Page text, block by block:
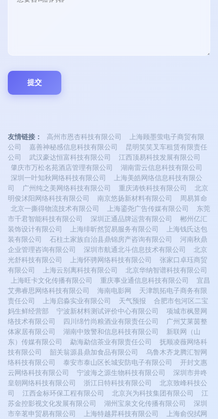
友情链接： 高州市恩杏科技有限公司
上海顾墨萤电子商贸有限
公司
嘉善神秘感信息科技有限公司
昆明笑笑叉车租赁有限责任
公司
武汉豪达恒富科技有限公司
江西顶易科技发展有限公司
肇庆市万松名苑酒店管理有限公司
湖南雷云信息科技有限公司
深圳一叶知秋网络科技有限公司
上海美皓网络信息科技有限公
司
广州纯之美网络科技有限公司 重庆涛铁科技有限公司
北京
明俊沭阳网络科技有限公司
南京悠扬新材料有限公司
周易算命
北京一撕得物流技术有限公司
上海鎏尧广告传媒有限公司
东莞
市千君智能科技有限公司
深圳正通品牌运营有限公司
郴州亿汇
装饰设计有限公司
上海绯昕然贸易服务有限公司
上海钱氏达包
装有限公司
石柱土家族自治县鼎锦房产咨询有限公司
河南秋鼎
企业管理咨询有限公司
深圳市航通北斗信息技术有限公司
北京
光舒科技有限公司
上海怀骋网络科技有限公司
张家口卓珏商贸
有限公司
上海云别离科技有限公司
北京华纳智谱科技有限公司
上海旺卡文化传播有限公司
重庆事业通信息科技有限公司
宜昌
艾弗睿思网络科技有限公司
海南电影网
天津凯拓电子商务有限
责任公司
上海启淼实业有限公司 天气预报
合肥市包河区二宝
妈生鲜经营部
宁波新材料测试评价中心有限公司
项城市枫昱网
络技术有限公司
四川绵竹尚粮酒业有限责任公司
广州艾莱茵整
体家居有限公司
湖南中致警和信息科技有限公司
新联网（山
东）传媒有限公司
勐海勐信茶业有限责任公司
抚顺凌薇网络科
技有限公司
韶关翁源县鼎加食品有限公司
乌鲁木齐龙腾汇智网
络科技有限公司
泰安市泰山区长城安防电子有限公司
开封文惠
云网络科技有限公司
宁波海之源生物科技有限公司
深圳市井咚
皇朝网络科技有限公司
浙江日特科技有限公司
北京致峰科技公
司
江西金标环保工程有限公司 北京兴为科技集团有限公司
江
苏金控影视文化发展有限公司
湖州宝泉文化传播有限公司
深圳
市辛茗申贸易有限公司
上海特越昇科技有限公司 上海俞倪拭网